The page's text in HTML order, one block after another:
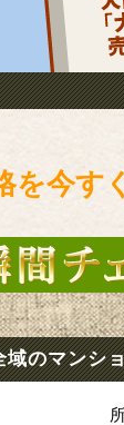
を今す
域のマンシ